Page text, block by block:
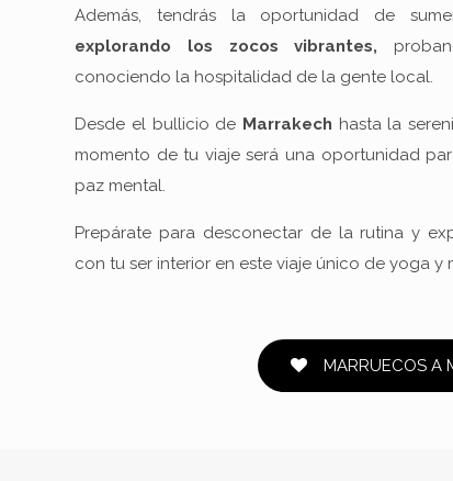
Además, tendrás la oportunidad de
explorando los zocos vibrantes,
conociendo la hospitalidad de la gente local.
Desde el bullicio de Marrakech hasta la
momento de tu viaje será una oportunidad
paz mental.
Prepárate para desconectar de la rutina y
con tu ser interior en este viaje único de yoga y
MARRUECOS A